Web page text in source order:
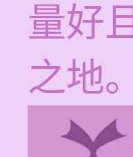
量好
之地。